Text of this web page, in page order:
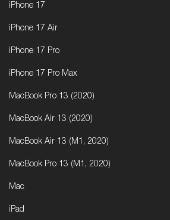
iPhone 17
iPhone 17 Air
iPhone 17 Pro
iPhone 17 Pro Max
MacBook Pro 13 (2020)
MacBook Air 13 (2020)
MacBook Air 13 (M1, 2020)
MacBook Pro 13 (M1, 2020)
Mac
iPad